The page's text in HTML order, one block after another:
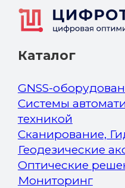
Каталог
GNSS-
Системы
техникой
Сканирование,
Геодезические
Оптические
Мониторинг